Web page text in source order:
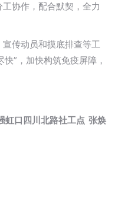
协作，配合默契，全力
传动员和摸底排查等工
”，加快构筑免疫屏障，
虹口四川北路社工点 张焕